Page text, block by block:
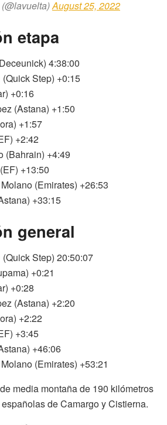
August 25, 2022
etapa
4:38:00
Step) +0:15
+0:16
(Astana) +1:50
+1:57
+2:42
(Bahrain) +4:49
+13:50
(Emirates) +26:53
+33:15
general
Step) 20:50:07
+0:21
+0:28
(Astana) +2:20
+2:22
+3:45
+46:06
(Emirates) +53:21
media montaña de 190 kilómetros
de Camargo y Cistierna.